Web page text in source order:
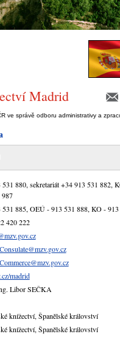
Madrid
ve správě odboru administrativy a
531 880, sekretariát +34 913 531 882,
987
531 885, OEÚ - 913 531 888, KO -
420 222
madrid
Libor SEČKA
knížectví, Španělské království
knížectví, Španělské království